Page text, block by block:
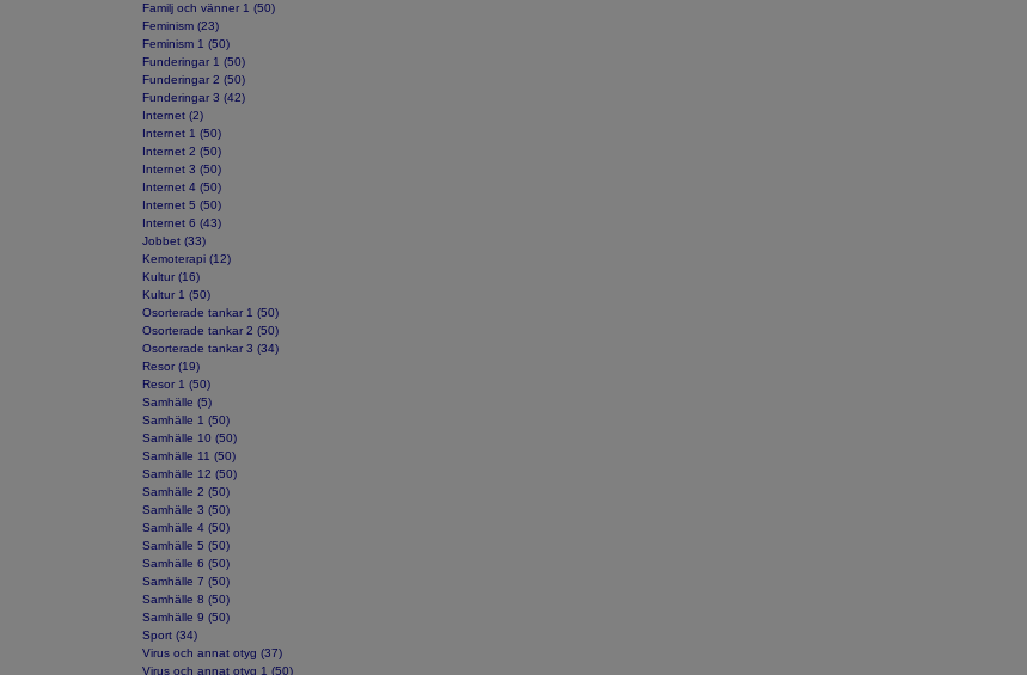
Familj och vänner 1 (50)
Feminism (23)
Feminism 1 (50)
Funderingar 1 (50)
Funderingar 2 (50)
Funderingar 3 (42)
Internet (2)
Internet 1 (50)
Internet 2 (50)
Internet 3 (50)
Internet 4 (50)
Internet 5 (50)
Internet 6 (43)
Jobbet (33)
Kemoterapi (12)
Kultur (16)
Kultur 1 (50)
Osorterade tankar 1 (50)
Osorterade tankar 2 (50)
Osorterade tankar 3 (34)
Resor (19)
Resor 1 (50)
Samhälle (5)
Samhälle 1 (50)
Samhälle 10 (50)
Samhälle 11 (50)
Samhälle 12 (50)
Samhälle 2 (50)
Samhälle 3 (50)
Samhälle 4 (50)
Samhälle 5 (50)
Samhälle 6 (50)
Samhälle 7 (50)
Samhälle 8 (50)
Samhälle 9 (50)
Sport (34)
Virus och annat otyg (37)
Virus och annat otyg 1 (50)